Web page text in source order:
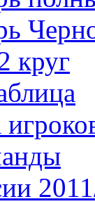
круг